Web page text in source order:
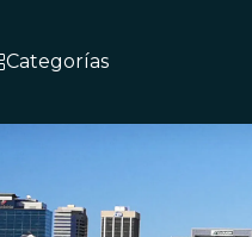
Categorías